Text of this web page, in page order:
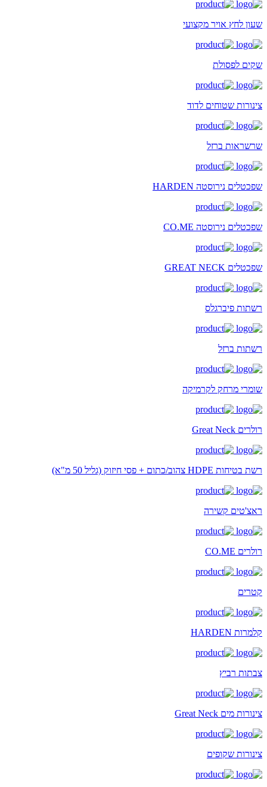
שעון לחץ אויר מקצועי
שקים לפסולת
צינורות שטוחים לדוד
שרשראות ברזל
שפכטלים נירוסטה HARDEN
שפכטלים נירוסטה CO.ME
שפכטלים GREAT NECK
רשתות פיברגלס
רשתות ברזל
שומרי מרחק לקרמיקה
רולרים Great Neck
רשת בטיחות HDPE צהוב/כתום + פסי חיזוק (גליל 50 מ"א)
ראצ'טים קשירה
רולרים CO.ME
קטרים
קלמרות HARDEN
צבתות רביץ
צינורות מים Great Neck
צינורות שקופים